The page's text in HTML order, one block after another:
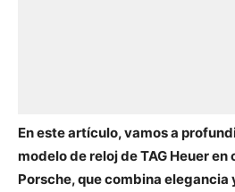
En este artículo, vamos a
modelo de reloj de TAG Heuer
Porsche, que combina elegancia